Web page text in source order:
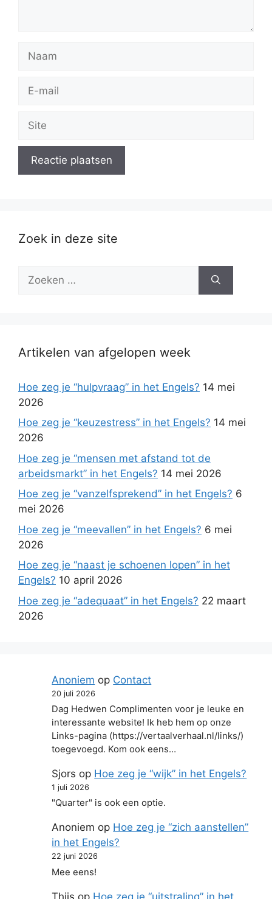
mail
Zoek in deze site
naar:
Artikelen van afgelopen week
Hoe zeg je “hulpvraag” in het Engels? 14 mei
2026
Hoe zeg je “keuzestress” in het Engels? 14 mei
2026
Hoe zeg je “mensen met afstand tot de
arbeidsmarkt” in het Engels? 14 mei 2026
Hoe zeg je “vanzelfsprekend” in het Engels? 6
mei 2026
Hoe zeg je “meevallen” in het Engels? 6 mei
2026
Hoe zeg je “naast je schoenen lopen” in het
Engels? 10 april 2026
Hoe zeg je “adequaat” in het Engels? 22 maart
2026
Anoniem op Contact
20 juli 2026
Dag Hedwen Complimenten voor je leuke en
interessante website! Ik heb hem op onze
Links-pagina (https://vertaalverhaal.nl/links/)
toegevoegd. Kom ook eens…
Sjors op Hoe zeg je “wijk” in het Engels?
1 juli 2026
"Quarter" is ook een optie.
Anoniem op Hoe zeg je “zich aanstellen”
in het Engels?
22 juni 2026
Mee eens!
Thijs op Hoe zeg je “uitstraling” in het